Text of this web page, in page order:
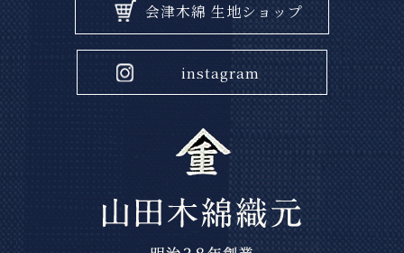
会津木綿 生地ショップ
instagram